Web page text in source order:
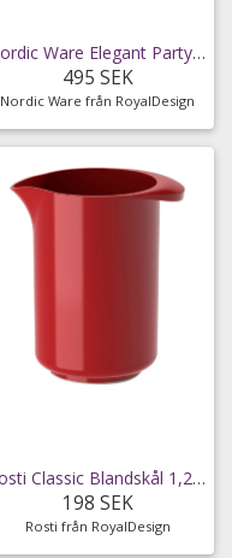
Nordic Ware Elegant Party Bundt Bakform -
495 SEK
Nordic Ware från RoyalDesign
Rosti Classic Blandskål 1,25 L - Bunkar & skålar
198 SEK
Rosti från RoyalDesign